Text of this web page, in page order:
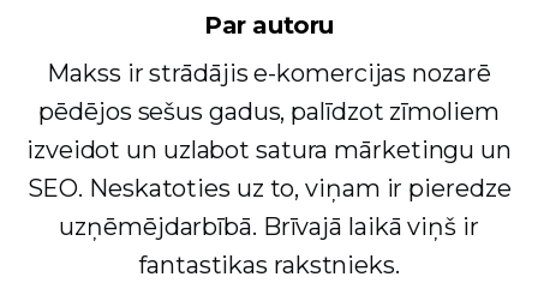
Par autoru
Makss ir strādājis e-komercijas nozarē
pēdējos sešus gadus, palīdzot zīmoliem
izveidot un uzlabot satura mārketingu un
SEO. Neskatoties uz to, viņam ir pieredze
uzņēmējdarbībā. Brīvajā laikā viņš ir
fantastikas rakstnieks.